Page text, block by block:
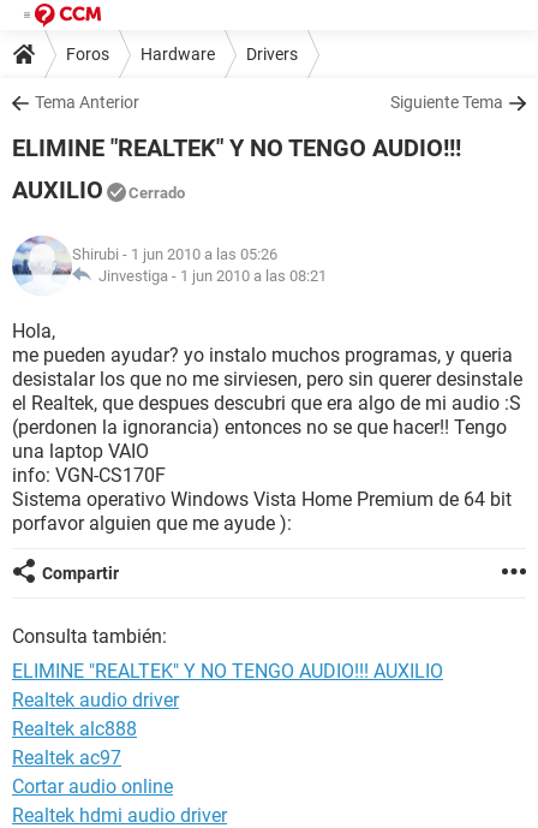
Foros Hardware Drivers
Tema Anterior Siguiente Tema
ELIMINE "REALTEK" Y NO TENGO AUDIO!!!
AUXILIO
Cerrado
Shirubi - 1 jun 2010 a las 05:26
Jinvestiga - 1 jun 2010 a las 08:21
Hola,
me pueden ayudar? yo instalo muchos programas, y queria
desistalar los que no me sirviesen, pero sin querer desinstale
el Realtek, que despues descubri que era algo de mi audio :S
(perdonen la ignorancia) entonces no se que hacer!! Tengo
una laptop VAIO
info: VGN-CS170F
Sistema operativo Windows Vista Home Premium de 64 bit
porfavor alguien que me ayude ):
Compartir
Consulta también:
ELIMINE "REALTEK" Y NO TENGO AUDIO!!! AUXILIO
Realtek audio driver
Realtek alc888
Realtek ac97
Cortar audio online
Realtek hdmi audio driver